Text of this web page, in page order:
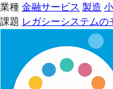
業種金融サービス 製造
課題 レガシーシステム